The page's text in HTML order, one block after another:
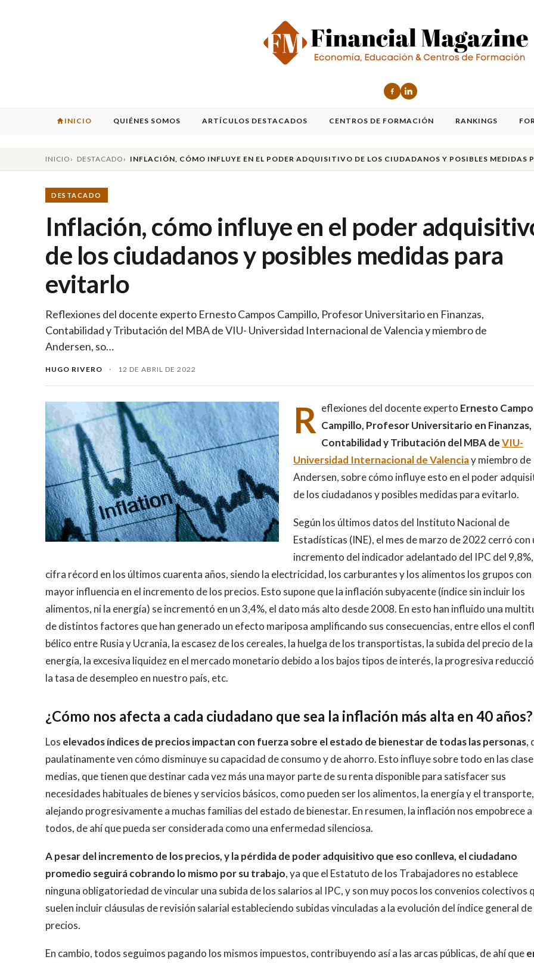
INICIO QUIÉNES SOMOS ARTÍCULOS DESTACADOS CENTROS DE FORMACIÓN RANKINGS
INICIO DESTACADO INFLACIÓN, CÓMO INFLUYE EN EL PODER ADQUISITIVO DE LOS CIUDADANOS Y POSIBLES MEDIDAS
DESTACADO
Inflación, cómo influye en el poder
de los ciudadanos y posibles medidas para
evitarlo
Reflexiones del docente experto Ernesto Campos Campillo, Profesor Universitario en Finanzas,
Contabilidad y Tributación del MBA de VIU- Universidad Internacional de Valencia y miembro de
Andersen, so…
HUGO RIVERO · 12 DE ABRIL DE 2022
R eflexiones del docente experto Ernesto
Campillo, Profesor Universitario en Finanzas,
Contabilidad y Tributación del MBA deVIU-
Universidad Internacional de Valenciay miembro de
Andersen, sobre cómo influye esto en el poder
de los ciudadanos y posibles medidas para evitarlo.
Según los últimos datos del Instituto Nacional de
Estadísticas (INE), el mes de marzo de 2022 cerró con
incremento del indicador adelantado del IPC del 9,8%,
cifra récord en los últimos cuarenta años, siendo la electricidad, los carburantes y los alimentos los grupos con
mayor influencia en el incremento de los precios. Esto supone que la inflación subyacente (índice sin incluir los
alimentos, ni la energía) se incrementó en un 3,4%, el dato más alto desde 2008. En esto han influido una
de distintos factores que han generado un efecto mariposa amplificando sus consecuencias, entre ellos el
bélico entre Rusia y Ucrania, la escasez de los cereales, la huelga de los transportistas, la subida del precio de la
energía, la excesiva liquidez en el mercado monetario debido a los bajos tipos de interés, la progresiva
la tasa de desempleo en nuestro país, etc.
¿Cómo nos afecta a cada ciudadano que sea la inflación más alta en 40 años?
Los elevados índices de precios impactan con fuerza sobre el estado de bienestar de todas las personas,
paulatinamente ven cómo disminuye su capacidad de consumo y de ahorro. Esto influye sobre todo en las
medias, que tienen que destinar cada vez más una mayor parte de su renta disponible para satisfacer sus
necesidades habituales de bienes y servicios básicos, como pueden ser los alimentos, la energía y el transporte,
alejando progresivamente a muchas familias del estado de bienestar. En resumen, la inflación nos empobrece a
todos, de ahí que pueda ser considerada como una enfermedad silenciosa.
A pesar del incremento de los precios, y la pérdida de poder adquisitivo que eso conlleva, el ciudadano
promedio seguirá cobrando lo mismo por su trabajo, ya que el Estatuto de los Trabajadores no establece
ninguna obligatoriedad de vincular una subida de los salarios al IPC, y son muy pocos los convenios colectivos
suelen incluir cláusulas de revisión salarial estableciendo subidas vinculadas a la evolución del índice general de
precios.
En cambio, todos seguimos pagando los mismos impuestos, contribuyendo así a las arcas públicas, de ahí que